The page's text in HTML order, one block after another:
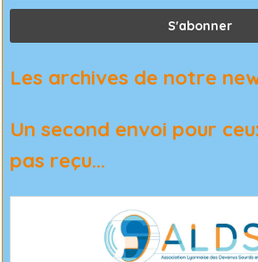
Les archives de notre
Un second envoi pour
pas reçu...